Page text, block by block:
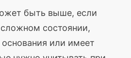
быть выше, если
состоянии,
основания или имеет